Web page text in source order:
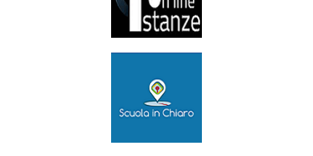
Istanze Online
►